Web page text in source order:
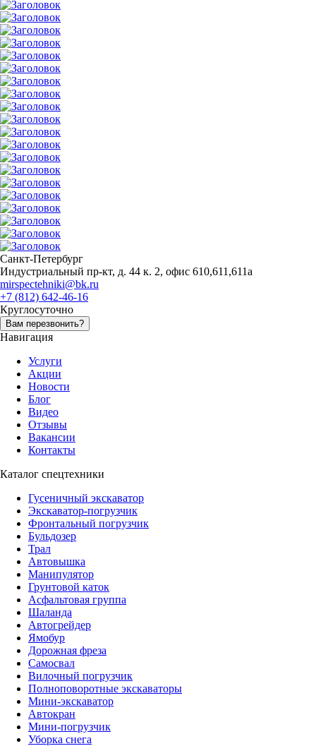
Санкт-Петербург
Индустриальный пр-кт, д. 44 к. 2, офис 610,611,611а
mirspectehniki@bk.ru
+7 (812) 642-46-16
Круглосуточно
Вам перезвонить?
Навигация
Услуги
Акции
Новости
Блог
Видео
Отзывы
Вакансии
Контакты
Каталог спецтехники
Гусеничный экскаватор
Экскаватор-погрузчик
Фронтальный погрузчик
Бульдозер
Трал
Автовышка
Манипулятор
Грунтовой каток
Асфальтовая группа
Шаланда
Автогрейдер
Ямобур
Дорожная фреза
Самосвал
Вилочный погрузчик
Полноповоротные экскаваторы
Мини-экскаватор
Автокран
Мини-погрузчик
Уборка снега